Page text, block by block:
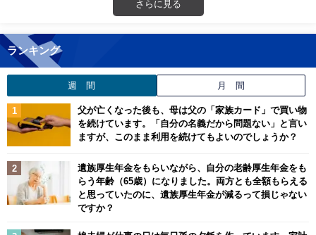
さらに見る
ランキング
週 間 月 間
父が亡くなった後も、母は父の「家族カード」で買い物
を続けています。「自分の名義だから問題ない」と言い
ますが、このまま利用を続けてもよいのでしょうか？
遺族厚生年金をもらいながら、自分の老齢厚生年金をも
らう年齢（65歳）になりました。両方とも全額もらえる
と思っていたのに、遺族厚生年金が減るって損じゃない
ですか？